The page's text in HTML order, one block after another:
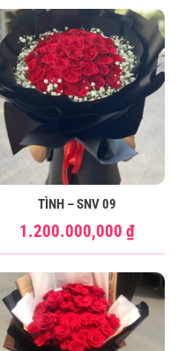
TÌNH – SNV 09
1.200.000,000 ₫